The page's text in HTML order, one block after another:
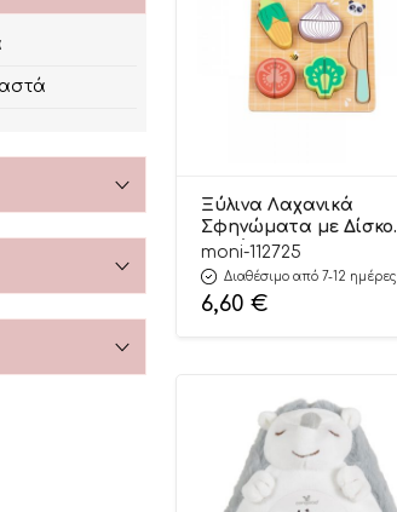
Ξύλινα Λαχανικά
Σφηνώματα με Δίσκο
Κοπής HP020
6976831551445 12m+ –
Pando
moni-112725
Διαθέσιμο από 7-12 ημέρες
6,60 €